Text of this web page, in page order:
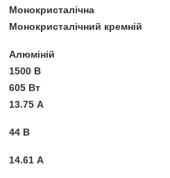
Монокристалічна
Монокристалічний кремній
Алюміній
1500 В
605 Вт
13.75 А
44 В
14.61 А